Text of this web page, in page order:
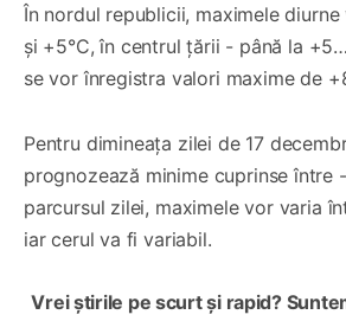
În nordul republicii, maximele
și +5°C, în centrul țării - până la
se vor înregistra valori maxime de
Pentru dimineața zilei de 17
prognozează minime cuprinse între
parcursul zilei, maximele vor varia
iar cerul va fi variabil.
Vrei știrile pe scurt și rapid?